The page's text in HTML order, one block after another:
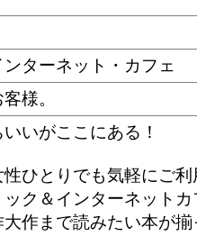
ターネット・カフェ
様。
いがここにある！
ひとりでも気軽にご
ク＆インターネットカ
作まで読みたい本が